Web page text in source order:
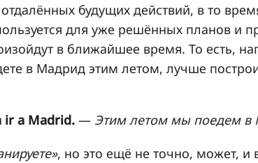
будущих действий, в то
для уже решённых планов и
в ближайшее время. То есть,
в Мадрид этим летом, лучше
ir a Madrid. — Этим летом мы поедем в
, но это ещё не точно, может, и